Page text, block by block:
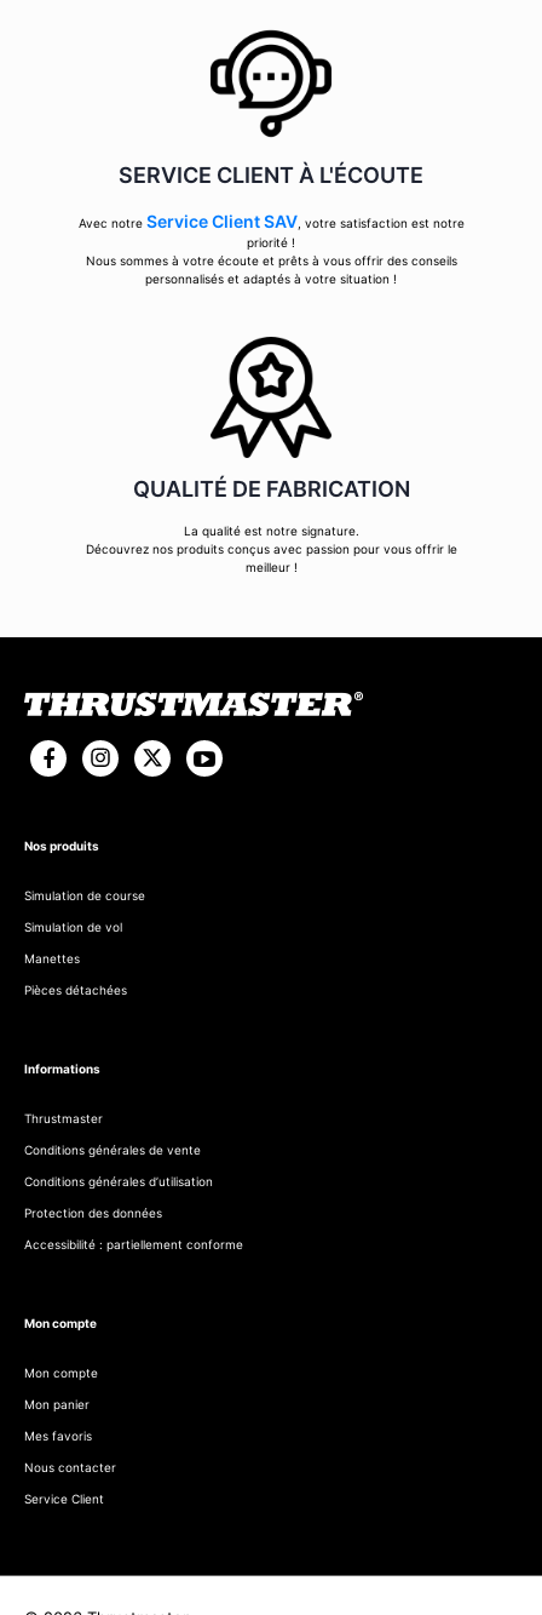
SERVICE CLIENT À L'ÉCOUTE
Avec notre Service Client SAV, votre satisfaction est notre
priorité !
Nous sommes à votre écoute et prêts à vous offrir des conseils
personnalisés et adaptés à votre situation !
QUALITÉ DE FABRICATION
La qualité est notre signature.
Découvrez nos produits conçus avec passion pour vous offrir le
meilleur !
Nos produits
Simulation de course
Simulation de vol
Manettes
Pièces détachées
Informations
Thrustmaster
Conditions générales de vente
Conditions générales d’utilisation
Protection des données
Accessibilité : partiellement conforme
Mon compte
Mon compte
Mon panier
Mes favoris
Nous contacter
Service Client